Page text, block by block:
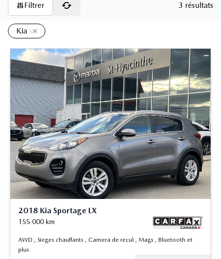
Filtrer 3 résultats
Kia
2018 Kia Sportage LX
155 000 km
AWD , Sieges chauffants , Camera de recul , Mags , Bluetooth et
plus